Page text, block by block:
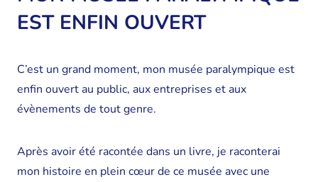
EST ENFIN OUVERT
C’est un grand moment, mon musée paralympique est
enfin ouvert au public, aux entreprises et aux
évènements de tout genre.
Après avoir été racontée dans un livre, je raconterai
mon histoire en plein cœur de ce musée avec une